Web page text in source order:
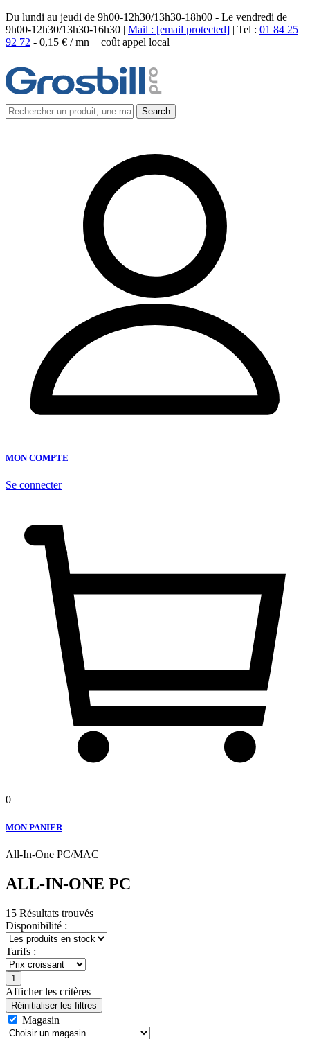
Du lundi au jeudi de 9h00-12h30/13h30-18h00 - Le vendredi de
9h00-12h30/13h30-16h30 | Mail : [email protected] | Tel : 01 84 25
92 72 - 0,15 € / mn + coût appel local
MON COMPTE
Se connecter
0
MON PANIER
All-In-One PC/MAC
ALL-IN-ONE PC
15 Résultats trouvés
Disponibilité :
Tarifs :
Afficher les critères
Magasin